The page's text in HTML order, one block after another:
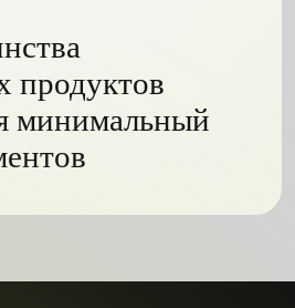
продуктов
минимальный